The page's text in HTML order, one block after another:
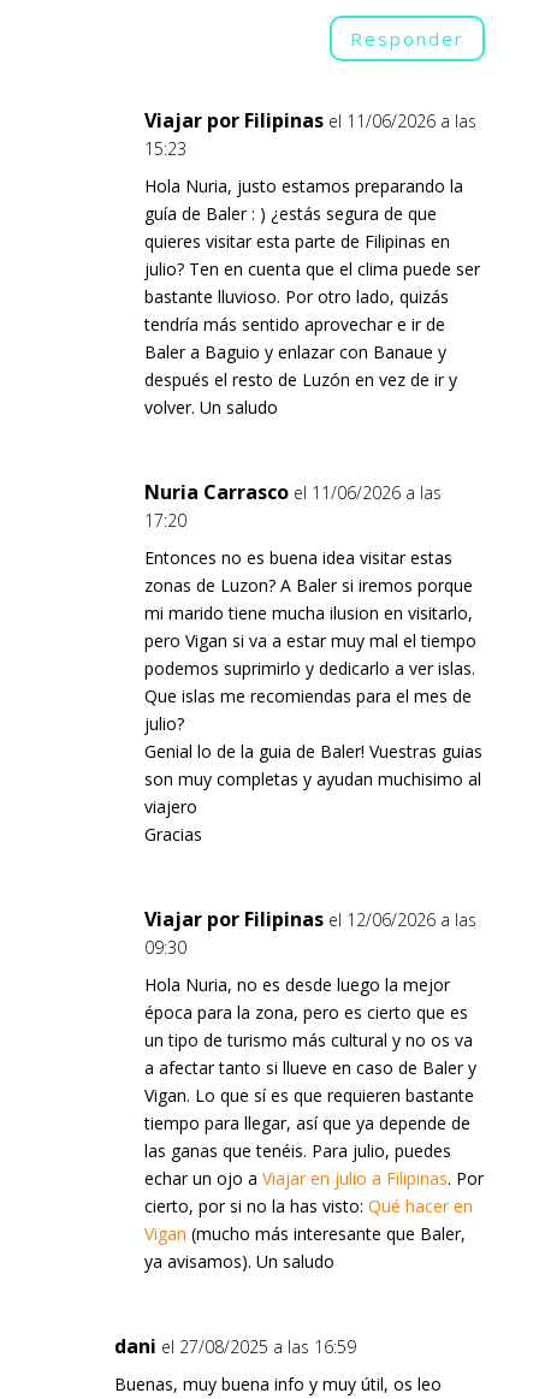
Responder
Viajar por Filipinas el 11/06/2026 a las
15:23
Hola Nuria, justo estamos preparando la
guía de Baler : ) ¿estás segura de que
quieres visitar esta parte de Filipinas en
julio? Ten en cuenta que el clima puede ser
bastante lluvioso. Por otro lado, quizás
tendría más sentido aprovechar e ir de
Baler a Baguio y enlazar con Banaue y
después el resto de Luzón en vez de ir y
volver. Un saludo
Nuria Carrasco el 11/06/2026 a las
17:20
Entonces no es buena idea visitar estas
zonas de Luzon? A Baler si iremos porque
mi marido tiene mucha ilusion en visitarlo,
pero Vigan si va a estar muy mal el tiempo
podemos suprimirlo y dedicarlo a ver islas.
Que islas me recomiendas para el mes de
julio?
Genial lo de la guia de Baler! Vuestras guias
son muy completas y ayudan muchisimo al
viajero
Gracias
Viajar por Filipinas el 12/06/2026 a las
09:30
Hola Nuria, no es desde luego la mejor
época para la zona, pero es cierto que es
un tipo de turismo más cultural y no os va
a afectar tanto si llueve en caso de Baler y
Vigan. Lo que sí es que requieren bastante
tiempo para llegar, así que ya depende de
las ganas que tenéis. Para julio, puedes
echar un ojo a Viajar en julio a Filipinas. Por
cierto, por si no la has visto: Qué hacer en
Vigan (mucho más interesante que Baler,
ya avisamos). Un saludo
dani el 27/08/2025 a las 16:59
Buenas, muy buena info y muy útil, os leo